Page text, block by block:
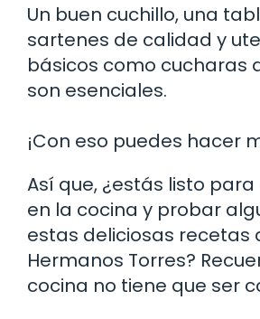
Un buen cuchillo, una
sartenes de calidad y
básicos como cucharas
son esenciales.
¡Con eso puedes hacer
Así que, ¿estás listo
en la cocina y probar
estas deliciosas recetas
Hermanos Torres?
cocina no tiene que ser